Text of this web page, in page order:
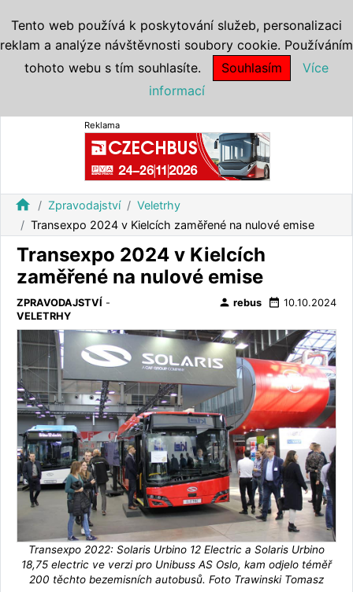
Reklama
home Zpravodajství
Veletrhy
Transexpo 2024 v Kielcích zaměřené na nulové emise
Transexpo 2024 v Kielcích
zaměřené na nulové emise
ZPRAVODAJSTVÍ -
VELETRHY
person rebus date_range 10.10.2024
Transexpo 2022: Solaris Urbino 12 Electric a Solaris Urbino
18,75 electric ve verzi pro Unibuss AS Oslo, kam odjelo téměř
200 těchto bezemisních autobusů. Foto Trawinski Tomasz
Tento web používá k poskytování služeb, personalizaci
reklam a analýze návštěvnosti soubory cookie. Používáním
tohoto webu s tím souhlasíte.
Souhlasím
Více
informací